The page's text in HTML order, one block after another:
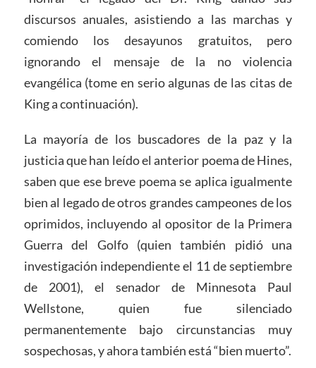
discursos anuales, asistiendo a las marchas y
comiendo los desayunos gratuitos, pero
ignorando el mensaje de la no violencia
evangélica (tome en serio algunas de las citas de
King a continuación).
La mayoría de los buscadores de la paz y la
justicia que han leído el anterior poema de Hines,
saben que ese breve poema se aplica igualmente
bien al legado de otros grandes campeones de los
oprimidos, incluyendo al opositor de la Primera
Guerra del Golfo (quien también pidió una
investigación independiente el 11 de septiembre
de 2001), el senador de Minnesota Paul
Wellstone, quien fue silenciado
permanentemente bajo circunstancias muy
sospechosas, y ahora también está “bien muerto”.